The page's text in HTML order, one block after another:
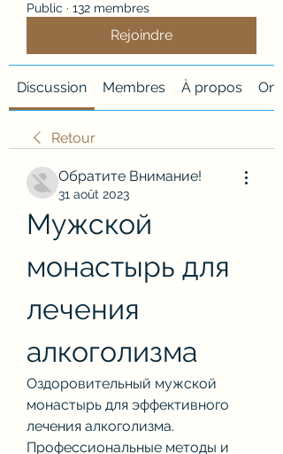
Public · 132 membres
Rejoindre
Discussion Membres À propos
Retour
Обратите Внимание!
31 août 2023
Мужской
монастырь для
лечения
алкоголизма
Оздоровительный мужской
монастырь для эффективного
лечения алкоголизма.
Профессиональные методы и